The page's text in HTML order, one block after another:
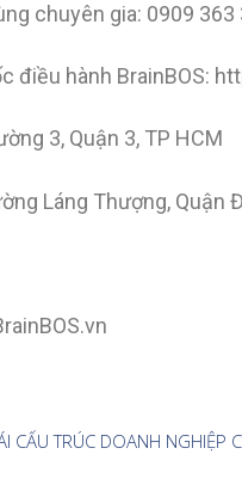
chuyên gia: 0909 363
điều hành BrainBOS:
3, Quận 3, TP HCM
Láng Thượng, Quận
CẤU TRÚC DOANH NGHIỆP